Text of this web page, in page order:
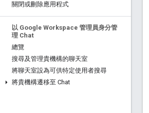
關閉或刪除應用程式
以 Google Workspace 管理員身分管
理 Chat
總覽
搜尋及管理貴機構的聊天室
將聊天室設為可供特定使用者搜尋
將貴機構遷移至 Chat